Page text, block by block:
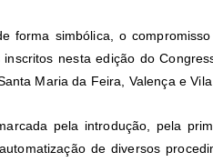
forma simbólica, o
nesta edição do
Maria da Feira, Valença e Vila
pela introdução, pela
de diversos